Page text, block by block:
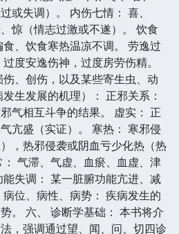
或失调）。 内伤七情： 喜、
惊（情志过激或不遂）。 饮食
、饮食寒热温凉不调。 劳逸过
度安逸伤神，过度房劳伤精。
、创伤，以及某些寄生虫、动
生发展的机理）： 正邪关系：
气相互斗争的结果。 虚实： 正
亢盛（实证）。 寒热： 寒邪侵
，热邪侵袭或阴血亏少化热（热
气滞、气虚、血瘀、血虚、津
失调： 某一脏腑功能亢进、减
位、病性、病势： 疾病发生的
。 六、 诊断学基础： 本书将介
，强调通过望、闻、问、切四诊